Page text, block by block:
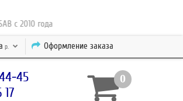
года
Оформление заказа
р.
45
0